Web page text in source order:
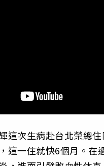
這次生病赴台北榮總
這一住就快6個月。在